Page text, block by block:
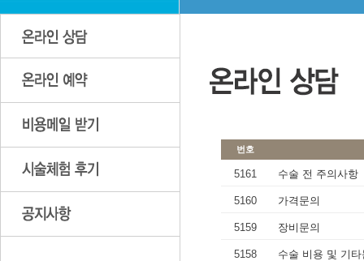
번호
5161 수술 전 주의사항
5160 가격문의
5159 장비문의
5158 수술 비용 및 기타